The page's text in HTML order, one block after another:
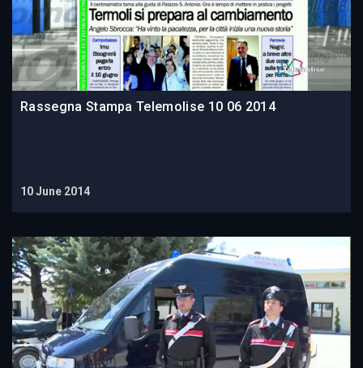
Rassegna Stampa Telemolise 10 06 2014
10 June 2014